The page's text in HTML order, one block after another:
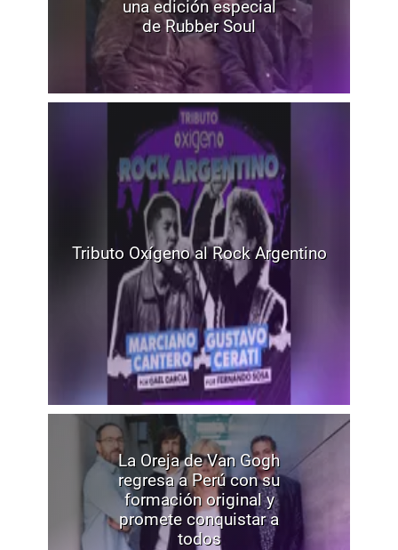
una edición especial
de Rubber Soul
Tributo Oxígeno al Rock Argentino
La Oreja de Van Gogh
regresa a Perú con su
formación original y
promete conquistar a
todos